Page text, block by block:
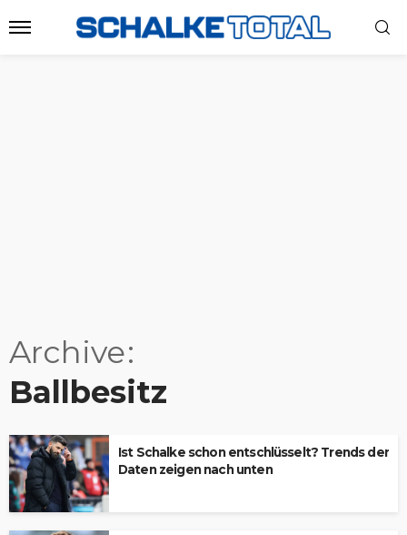
Archive
Ballbesitz
Ist Schalke schon entschlüsselt? Trends der
Daten zeigen nach unten